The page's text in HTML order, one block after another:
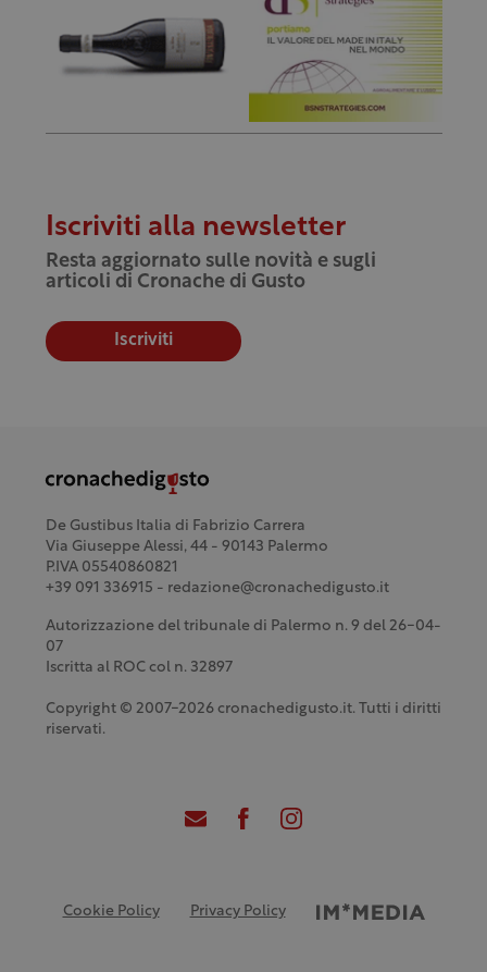
Iscriviti alla newsletter
Resta aggiornato sulle novità e sugli
articoli di Cronache di Gusto
Iscriviti
De Gustibus Italia di Fabrizio Carrera
Via Giuseppe Alessi, 44 - 90143 Palermo
P.IVA 05540860821
+39 091 336915 - redazione@cronachedigusto.it
Autorizzazione del tribunale di Palermo n. 9 del 26-04-
07
Iscritta al ROC col n. 32897
Copyright © 2007-2026 cronachedigusto.it. Tutti i diritti
riservati.
Cookie Policy Privacy Policy Credits